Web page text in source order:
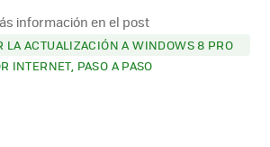
información en el post
LA ACTUALIZACIÓN A WINDOWS 8 PRO
INTERNET, PASO A PASO